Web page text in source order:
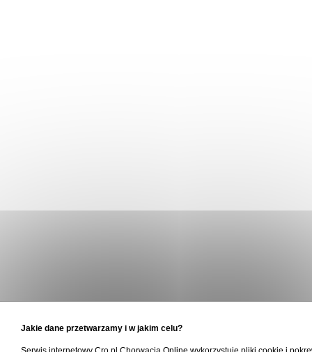
Jakie dane przetwarzamy i w jakim celu?